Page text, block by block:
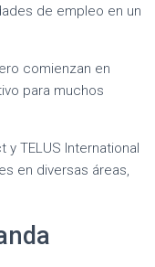
de empleo en un
comienzan en
para muchos
TELUS International
en diversas áreas,